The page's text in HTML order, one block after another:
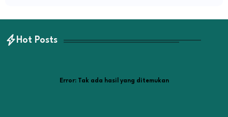
Hot Posts
Error:Tak ada hasil yang ditemukan